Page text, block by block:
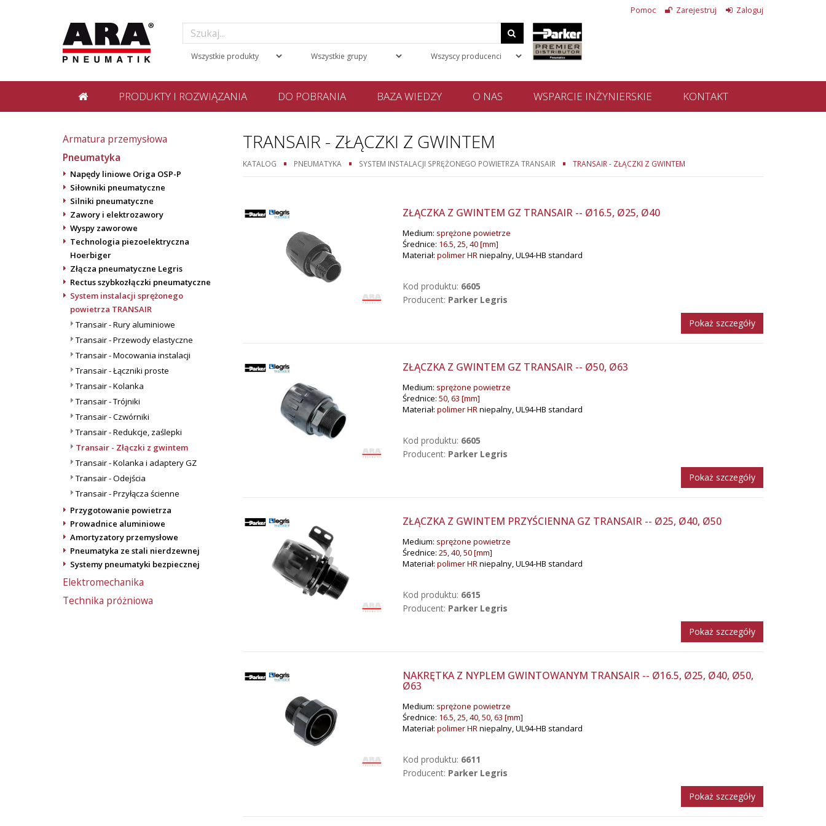
Pomoc Zarejestruj Zaloguj
PRODUKTY I ROZWIĄZANIA DO POBRANIA BAZA WIEDZY O NAS WSPARCIE INŻYNIERSKIE KONTAKT
Armatura przemysłowa
Pneumatyka
Napędy liniowe Origa OSP-P
Siłowniki pneumatyczne
Silniki pneumatyczne
Zawory i elektrozawory
Wyspy zaworowe
Technologia piezoelektryczna
Hoerbiger
Złącza pneumatyczne Legris
Rectus szybkozłączki pneumatyczne
System instalacji sprężonego
powietrza TRANSAIR
Transair - Rury aluminiowe
Transair - Przewody elastyczne
Transair - Mocowania instalacji
Transair - Łączniki proste
Transair - Kolanka
Transair - Trójniki
Transair - Czwórniki
Transair - Redukcje, zaślepki
Transair - Złączki z gwintem
Transair - Kolanka i adaptery GZ
Transair - Odejścia
Transair - Przyłącza ścienne
Przygotowanie powietrza
Prowadnice aluminiowe
Amortyzatory przemysłowe
Pneumatyka ze stali nierdzewnej
Systemy pneumatyki bezpiecznej
Elektromechanika
Technika próżniowa
TRANSAIR - ZŁĄCZKI Z GWINTEM
KATALOG PNEUMATYKA SYSTEM INSTALACJI SPRĘŻONEGO POWIETRZA TRANSAIR TRANSAIR - ZŁĄCZKI Z GWINTEM
ZŁĄCZKA Z GWINTEM GZ TRANSAIR -- Ø16.5, Ø25, Ø40
Medium: sprężone powietrze
Średnice: 16.5, 25, 40 [mm]
Materiał: polimer HRniepalny, UL94-HB standard
Kod produktu: 6605
Producent: Parker Legris
Pokaż szczegóły
ZŁĄCZKA Z GWINTEM GZ TRANSAIR -- Ø50, Ø63
Medium: sprężone powietrze
Średnice: 50, 63 [mm]
Materiał: polimer HRniepalny, UL94-HB standard
Kod produktu: 6605
Producent: Parker Legris
Pokaż szczegóły
ZŁĄCZKA Z GWINTEM PRZYŚCIENNA GZ TRANSAIR -- Ø25, Ø40, Ø50
Medium: sprężone powietrze
Średnice: 25, 40, 50 [mm]
Materiał: polimer HRniepalny, UL94-HB standard
Kod produktu: 6615
Producent: Parker Legris
Pokaż szczegóły
NAKRĘTKA Z NYPLEM GWINTOWANYM TRANSAIR -- Ø16.5, Ø25, Ø40, Ø50,
Ø63
Medium: sprężone powietrze
Średnice: 16.5, 25, 40, 50, 63 [mm]
Materiał: polimer HRniepalny, UL94-HB standard
Kod produktu: 6611
Producent: Parker Legris
Pokaż szczegóły